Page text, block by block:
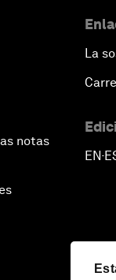
notas
La
EN▪